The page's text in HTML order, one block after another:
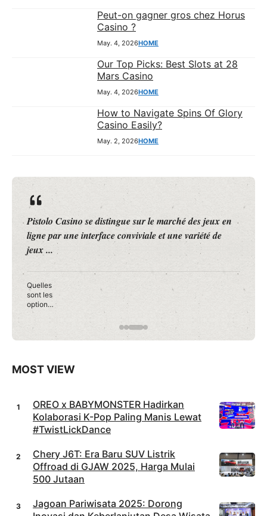
Peut-on gagner gros chez Horus
Casino ?
May. 4, 2026HOME
Our Top Picks: Best Slots at 28
Mars Casino
May. 4, 2026HOME
How to Navigate Spins Of Glory
Casino Easily?
May. 2, 2026HOME
Roobet Casino se positionne comme une plateforme de
jeux en ligne innovante, attirant l’attention des joueurs
à la recherche d’une ...
Les
conseils
pour
débuter
e sur
MOST VIEW
OREO x BABYMONSTER Hadirkan
Kolaborasi K-Pop Paling Manis Lewat
#TwistLickDance
Chery J6T: Era Baru SUV Listrik
Offroad di GJAW 2025, Harga Mulai
500 Jutaan
Jagoan Pariwisata 2025: Dorong